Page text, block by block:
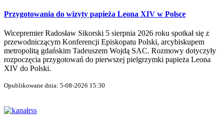
Przygotowania do wizyty papieża Leona XIV w Polsce
Wicepremier Radosław Sikorski 5 sierpnia 2026 roku spotkał się z
przewodniczącym Konferencji Episkopatu Polski, arcybiskupem
metropolitą gdańskim Tadeuszem Wojdą SAC. Rozmowy dotyczyły
rozpoczęcia przygotowań do pierwszej pielgrzymki papieża Leona
XIV do Polski.
Opublikowane dnia: 5-08-2026 15:30